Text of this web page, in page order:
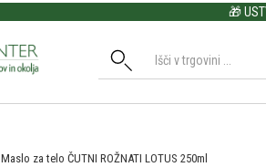
🎁
Maslo za telo ČUTNI ROŽNATI LOTUS 250ml